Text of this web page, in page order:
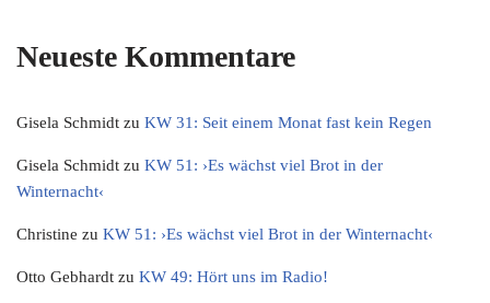
Neueste Kommentare
Gisela Schmidt zu KW 31: Seit einem Monat fast kein Regen
Gisela Schmidt zu KW 51: ›Es wächst viel Brot in der
Winternacht‹
Christine zu KW 51: ›Es wächst viel Brot in der Winternacht‹
Otto Gebhardt zu KW 49: Hört uns im Radio!